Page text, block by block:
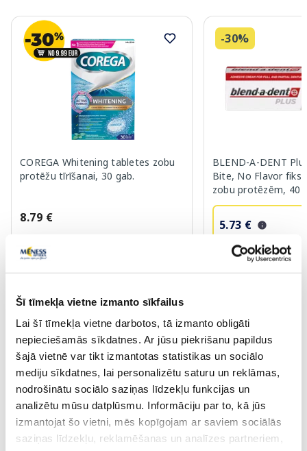
Šī tīmekļa vietne izmanto sīkfailus
Lai šī tīmekļa vietne darbotos, tā izmanto obligāti
nepieciešamās sīkdatnes. Ar jūsu piekrišanu papildus
šajā vietnē var tikt izmantotas statistikas un sociālo
mediju sīkdatnes, lai personalizētu saturu un reklāmas,
nodrošinātu sociālo saziņas līdzekļu funkcijas un
analizētu mūsu datplūsmu. Informāciju par to, kā jūs
izmantojat šo vietni, mēs kopīgojam ar saviem sociālās
saziņas līdzekļu, reklamēšanas un analīzes partneriem,
COREGA Whitening tabletes zobu
protēžu tīrīšanai, 30 gab.
8.79 €
-30%
BLEND-A-DENT
Bite, No Flavor
zobu protēzēm, 40
5.73 €
8.19 €
Page 1 of 10
Saules aizsardzībai vasarā ☀️
Vairāk...
-60% -60%